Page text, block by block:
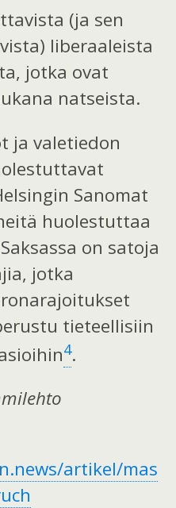
(ja sen
liberaaleista
jotka ovat
natseista.
ja valetiedon
Sanomat
huolestuttaa
on satoja
jotka
tieteellisiin
4.
artikel/mas